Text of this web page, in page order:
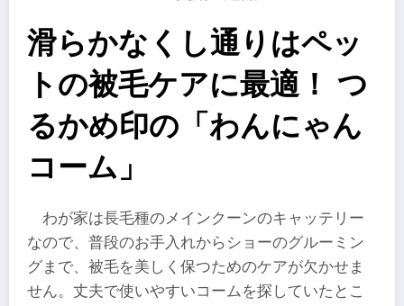
滑らかなくし通りはペッ
トの被毛ケアに最適！ つ
るかめ印の「わんにゃん
コーム」
わが家は長毛種のメインクーンのキャッテリー
なので、普段のお手入れからショーのグルーミン
グまで、被毛を美しく保つためのケアが欠かせま
せん。丈夫で使いやすいコームを探していたとこ